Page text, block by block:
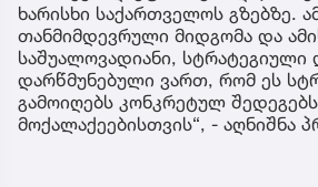
ხარისხი საქართველოს გზებზე.
თანმიმდევრული მიდგომა და
საშუალოვადიანი, სტრატეგიული
დარწმუნებული ვართ, რომ ეს
გამოიღებს კონკრეტულ შედეგებს
მოქალაქეებისთვის“, - აღნიშნა